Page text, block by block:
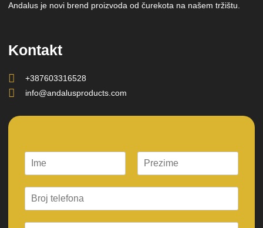
Andalus je novi brend proizvoda od čurekota na našem tržištu.
Kontakt
+387603316528
info@andalusproducts.com
i
s
a